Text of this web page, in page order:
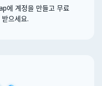
에 계정을 만들고 무료
으세요.